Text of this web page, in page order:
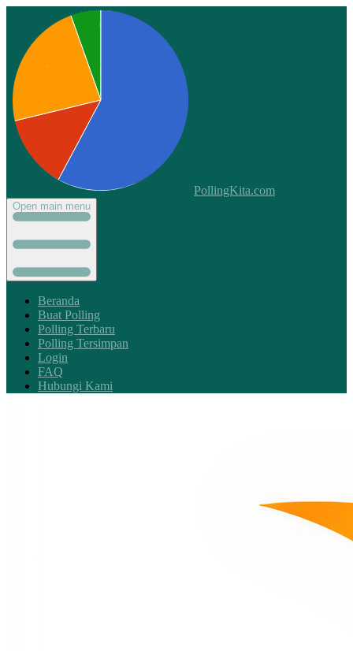
PollingKita.com
Open main menu
Beranda
Buat Polling
Polling Terbaru
Polling Tersimpan
Login
FAQ
Hubungi Kami